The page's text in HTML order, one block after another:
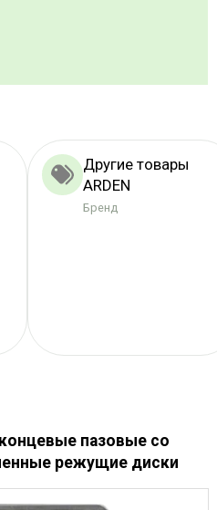
Другие товары
ARDEN
Бренд
пазовые со
режущие диски